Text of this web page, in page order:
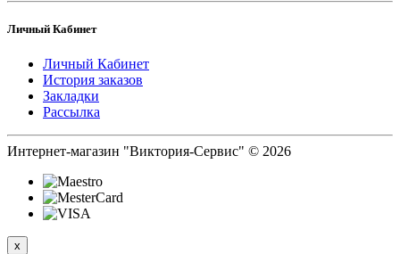
Личный Кабинет
Личный Кабинет
История заказов
Закладки
Рассылка
Интернет-магазин "Виктория-Сервис" © 2026
x